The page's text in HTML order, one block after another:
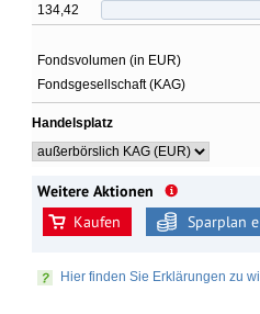
134,42
Fondsvolumen (in EUR)
Fondsgesellschaft (KAG)
Handelsplatz
Weitere Aktionen
Kaufen
Sparplan
Hier finden Sie Erklärungen zu